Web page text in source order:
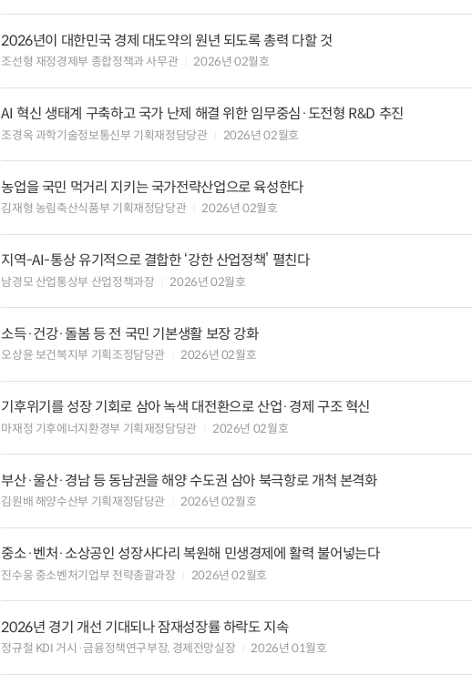
2026년이 대한민국 경제 대도약의 원년 되도록 총력 다할 것
조선형 재정경제부 종합정책과 사무관 2026년 02월호
AI 혁신 생태계 구축하고 국가 난제 해결 위한 임무중심·도전형 R&D 추진
조경옥 과학기술정보통신부 기획재정담당관 2026년 02월호
농업을 국민 먹거리 지키는 국가전략산업으로 육성한다
김재형 농림축산식품부 기획재정담당관 2026년 02월호
지역-AI-통상 유기적으로 결합한 ‘강한 산업정책’ 펼친다
남경모 산업통상부 산업정책과장 2026년 02월호
소득·건강·돌봄 등 전 국민 기본생활 보장 강화
오상윤 보건복지부 기획조정담당관 2026년 02월호
기후위기를 성장 기회로 삼아 녹색 대전환으로 산업·경제 구조 혁신
마재정 기후에너지환경부 기획재정담당관 2026년 02월호
부산·울산·경남 등 동남권을 해양 수도권 삼아 북극항로 개척 본격화
김원배 해양수산부 기획재정담당관 2026년 02월호
중소·벤처·소상공인 성장사다리 복원해 민생경제에 활력 불어넣는다
진수웅 중소벤처기업부 전략총괄과장 2026년 02월호
2026년 경기 개선 기대되나 잠재성장률 하락도 지속
정규철 KDI 거시·금융정책연구부장, 경제전망실장 2026년 01월호